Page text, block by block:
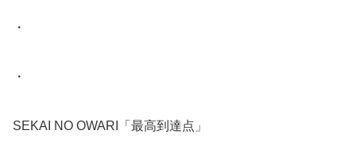
・
・
SEKAI NO OWARI「最高到達点」